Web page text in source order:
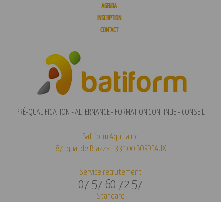
AGENDA
INSCRIPTION
CONTACT
PRÉ-QUALIFICATION - ALTERNANCE - FORMATION CONTINUE - CONSEIL
Batiform Aquitaine
87, quai de Brazza - 33100 BORDEAUX
Service recrutement
07 57 60 72 57
Standard